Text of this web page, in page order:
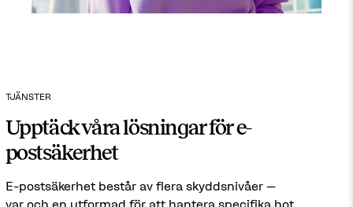
TJÄNSTER
Upptäck våra lösningar för e-
postsäkerhet
E-postsäkerhet består av flera skyddsnivåer –